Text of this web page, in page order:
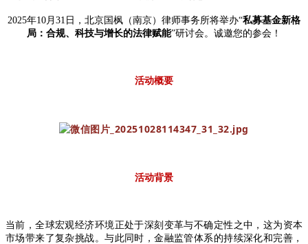
2025年10月31日，北京国枫（南京）律师事务所将举办“私募基金新格
局：合规、科技与增长的法律赋能”研讨会。诚邀您的参会！
活动概要
活动背景
当前，全球宏观经济环境正处于深刻变革与不确定性之中，这为资本
市场带来了复杂挑战。与此同时，金融监管体系的持续深化和完善，